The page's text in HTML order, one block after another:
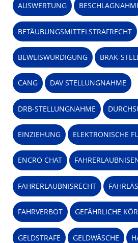
AUSWERTUNG
BETÄUBUNGSMITTELSTRAFRECHT
BEWEISWÜRDIGUNG BRAK-
CANG DAV STELLUNGNAHME
DRB-STELLUNGNAHME
EINZIEHUNG ELEKTRONISCHE
ENCRO CHAT
FAHRERLAUBNISRECHT
FAHRVERBOT GEFÄHRLICHE
GELDSTRAFE GELDWÄSCHE